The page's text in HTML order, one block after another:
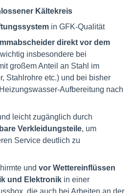
Kältekreis
in GFK-Qualität
direkt vor dem
insbesondere bei
großem Anteil an Stahl im
Stahlrohre etc.) und bei bisher
Aufbereitung nach
leicht zugänglich durch
Verkleidungsteile, um
Service deutlich zu
und vor Wettereinflüssen
und Elektronikin einer
die auch bei Arbeiten an der